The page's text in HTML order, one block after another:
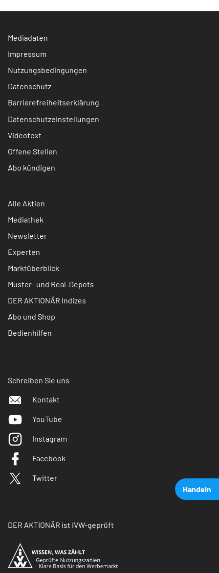
Handeln
Mediadaten
Impressum
Nutzungsbedingungen
Datenschutz
Barrierefreiheitserklärung
Datenschutzeinstellungen
Videotext
Offene Stellen
Abo kündigen
Alle Aktien
Mediathek
Newsletter
Experten
Marktüberblick
Muster- und Real-Depots
DER AKTIONÄR Indizes
Abo und Shop
Bedienhilfen
Schreiben Sie uns
Kontakt
YouTube
Instagram
Facebook
Twitter
DER AKTIONÄR ist IVW-geprüft